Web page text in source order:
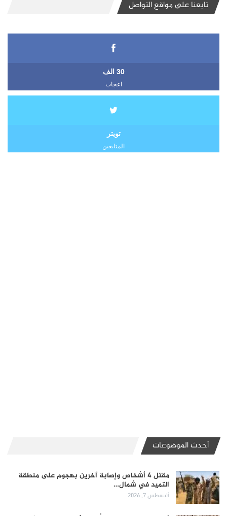
تابعنا على مواقع التواصل
30 الف
اعجاب
تويتر
المتابعين
أحدث الموضوعات
مقتل 4 أشخاص وإصابة آخرين بهجوم على منطقة
التميد في شمال…
أغسطس 7, 2026